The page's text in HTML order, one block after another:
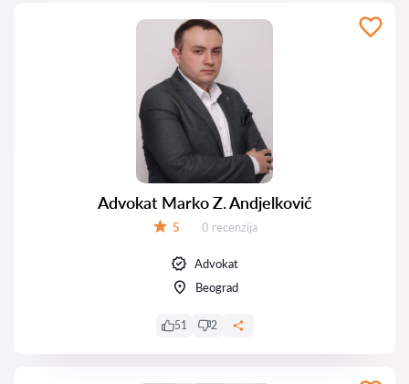
Advokat Marko Z. Andjelković
5 Recenzija:
0 recenzija
Advokat
Beograd
51 2